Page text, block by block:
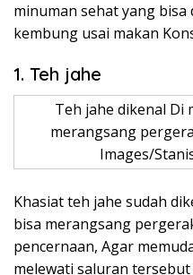
minuman sehat yang
kembung usai makan
1. Teh jahe
Teh jahe dikenal Di
merangsang
Images/
Khasiat teh jahe sudah
bisa merangsang
pencernaan, Agar
melewati saluran tersebut